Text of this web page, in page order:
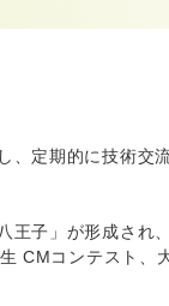
定期的に技術交
子」が形成され
CMコンテスト、